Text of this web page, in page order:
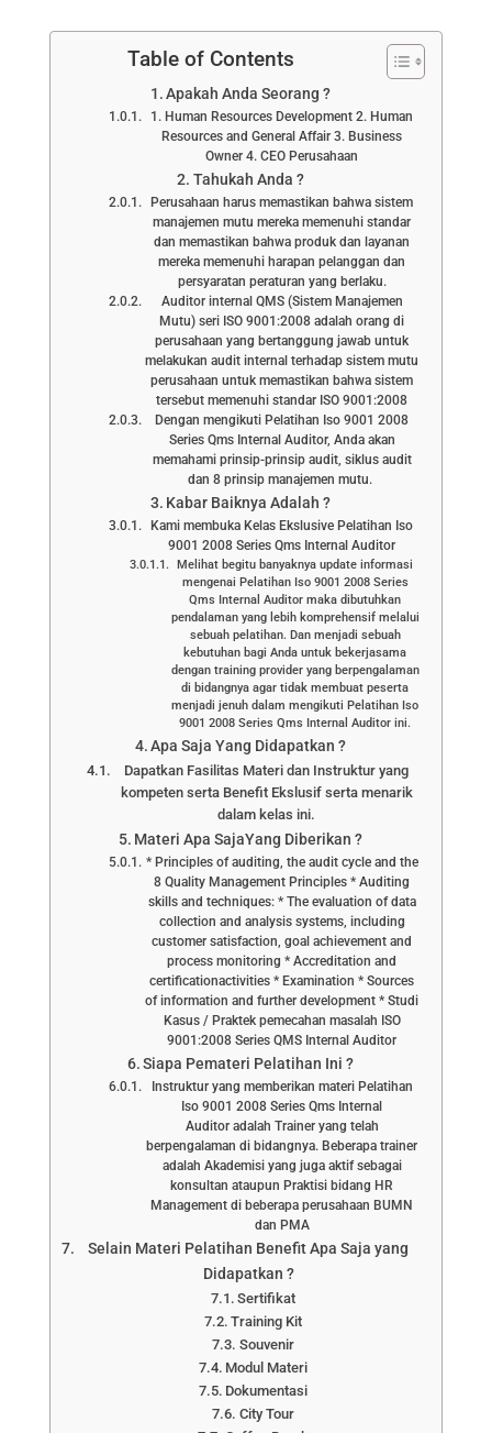
Table of Contents
Apakah Anda Seorang ?
1. Human Resources Development 2. Human
Resources and General Affair 3. Business
Owner 4. CEO Perusahaan
Tahukah Anda ?
Perusahaan harus memastikan bahwa sistem
manajemen mutu mereka memenuhi standar
dan memastikan bahwa produk dan layanan
mereka memenuhi harapan pelanggan dan
persyaratan peraturan yang berlaku.
Auditor internal QMS (Sistem Manajemen
Mutu) seri ISO 9001:2008 adalah orang di
perusahaan yang bertanggung jawab untuk
melakukan audit internal terhadap sistem mutu
perusahaan untuk memastikan bahwa sistem
tersebut memenuhi standar ISO 9001:2008
Dengan mengikuti Pelatihan Iso 9001 2008
Series Qms Internal Auditor, Anda akan
memahami prinsip-prinsip audit, siklus audit
dan 8 prinsip manajemen mutu.
Kabar Baiknya Adalah ?
Kami membuka Kelas Ekslusive Pelatihan Iso
9001 2008 Series Qms Internal Auditor
Melihat begitu banyaknya update informasi
mengenai Pelatihan Iso 9001 2008 Series
Qms Internal Auditor maka dibutuhkan
pendalaman yang lebih komprehensif melalui
sebuah pelatihan. Dan menjadi sebuah
kebutuhan bagi Anda untuk bekerjasama
dengan training provider yang berpengalaman
di bidangnya agar tidak membuat peserta
menjadi jenuh dalam mengikuti Pelatihan Iso
9001 2008 Series Qms Internal Auditor ini.
Apa Saja Yang Didapatkan ?
Dapatkan Fasilitas Materi dan Instruktur yang
kompeten serta Benefit Ekslusif serta menarik
dalam kelas ini.
Materi Apa SajaYang Diberikan ?
* Principles of auditing, the audit cycle and the
8 Quality Management Principles * Auditing
skills and techniques: * The evaluation of data
collection and analysis systems, including
customer satisfaction, goal achievement and
process monitoring * Accreditation and
certificationactivities * Examination * Sources
of information and further development * Studi
Kasus / Praktek pemecahan masalah ISO
9001:2008 Series QMS Internal Auditor
Siapa Pemateri Pelatihan Ini ?
Instruktur yang memberikan materi Pelatihan
Iso 9001 2008 Series Qms Internal
Auditor adalah Trainer yang telah
berpengalaman di bidangnya. Beberapa trainer
adalah Akademisi yang juga aktif sebagai
konsultan ataupun Praktisi bidang HR
Management di beberapa perusahaan BUMN
dan PMA
Selain Materi Pelatihan Benefit Apa Saja yang
Didapatkan ?
Sertifikat
Training Kit
Souvenir
Modul Materi
Dokumentasi
City Tour